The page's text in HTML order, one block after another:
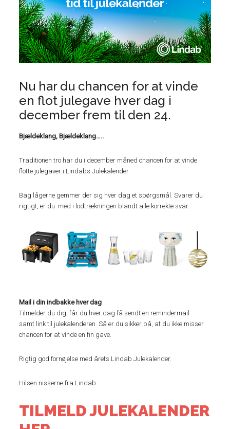
Nu har du chancen for at vinde
en flot julegave hver dag i
december frem til den 24.
Bjældeklang, Bjældeklang…..
Traditionen tro har du i december måned chancen for at vinde
flotte julegaver i Lindabs Julekalender.
Bag lågerne gemmer der sig hver dag et spørgsmål. Svarer du
rigtigt, er du med i lodtrækningen blandt alle korrekte svar.
Mail i din indbakke hver dag
Tilmelder du dig, får du hver dag få sendt en remindermail
samt link til julekalenderen. Så er du sikker på, at du ikke misser
chancen for at vinde en fin gave.
Rigtig god fornøjelse med årets Lindab Julekalender.
Hilsen nisserne fra Lindab
TILMELD JULEKALENDER